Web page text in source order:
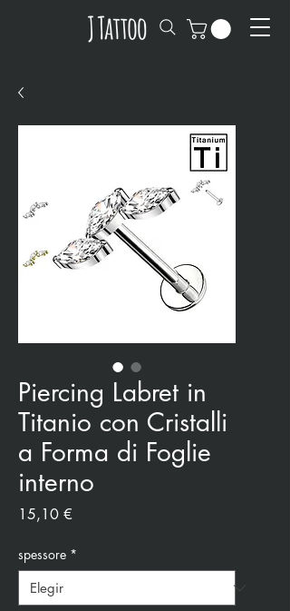
Piercing Labret in
Titanio con Cristalli
a Forma di Foglie
interno
15,10 €
spessore *